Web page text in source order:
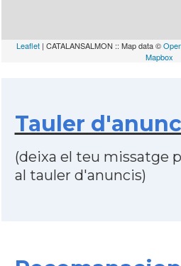
Leaflet | CATALANSALMON :: Map data ©
Mapbox
Tauler
(deixa el teu missatge
al tauler d'anuncis)